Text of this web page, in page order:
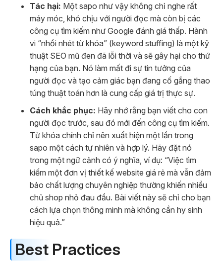
Tác hại: Một sapo như vậy không chỉ nghe rất
máy móc, khó chịu với người đọc mà còn bị các
công cụ tìm kiếm như Google đánh giá thấp. Hành
vi “nhồi nhét từ khóa” (keyword stuffing) là một kỹ
thuật SEO mũ đen đã lỗi thời và sẽ gây hại cho thứ
hạng của bạn. Nó làm mất đi sự tin tưởng của
người đọc và tạo cảm giác bạn đang cố gắng thao
túng thuật toán hơn là cung cấp giá trị thực sự.
Cách khắc phục: Hãy nhớ rằng bạn viết cho con
người đọc trước, sau đó mới đến công cụ tìm kiếm.
Từ khóa chính chỉ nên xuất hiện một lần trong
sapo một cách tự nhiên và hợp lý. Hãy đặt nó
trong một ngữ cảnh có ý nghĩa, ví dụ: “Việc tìm
kiếm một đơn vị thiết kế website giá rẻ mà vẫn đảm
bảo chất lượng chuyên nghiệp thường khiến nhiều
chủ shop nhỏ đau đầu. Bài viết này sẽ chỉ cho bạn
cách lựa chọn thông minh mà không cần hy sinh
hiệu quả.”
Best Practices